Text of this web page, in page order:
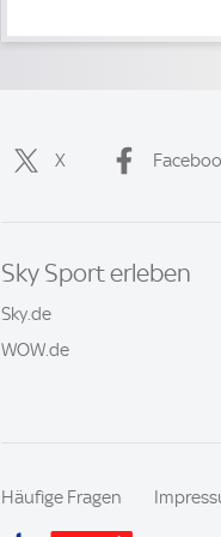
X
Sky Sport erleben
Sky.de
WOW.de
Häufige Fragen